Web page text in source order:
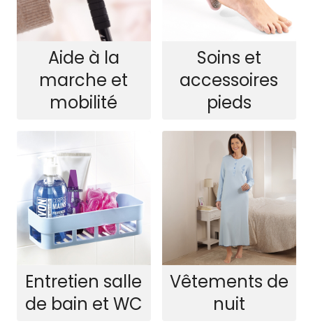
Aide à la
marche et
mobilité
Soins et
accessoires
pieds
Entretien salle
de bain et WC
Vêtements de
nuit